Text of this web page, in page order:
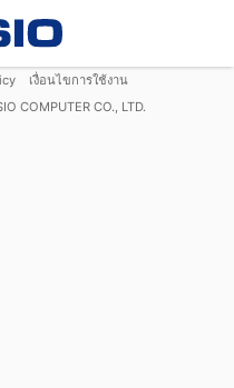
เงื่อนไขการใช้งาน
COMPUTER CO., LTD.